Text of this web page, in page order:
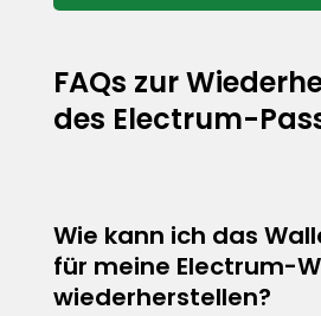
FAQs zur
des Electrum-
Wie kann ich das
für meine Electrum-
wiederherstellen?